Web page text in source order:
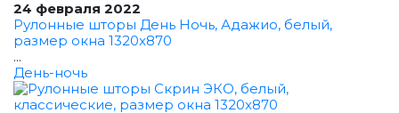
24 февраля 2022
Рулонные шторы День Ночь, Адажио, белый,
размер окна 1320x870
...
День-ночь